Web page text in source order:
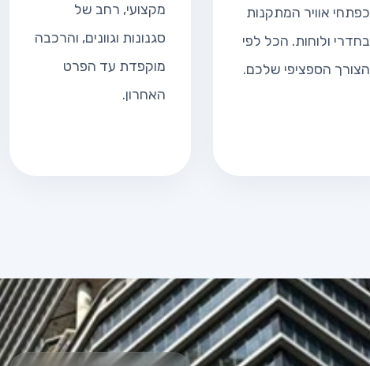
כפתחי אוויר המתקנות
בחדרי ולוחות. הכל לפי
הצורך הספציפי שלכם.
מקצועי, רחב של
סגנונות וגוונים, והרכבה
מוקפדת עד הפרט
האחרון.